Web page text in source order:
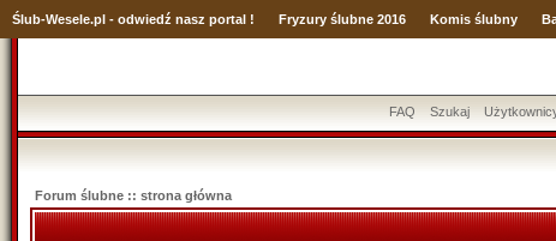
Ślub-Wesele.pl - odwiedź nasz portal ! Fryzury ślubne 2016 Komis ślubny
FAQ Szukaj
Forum ślubne :: strona główna